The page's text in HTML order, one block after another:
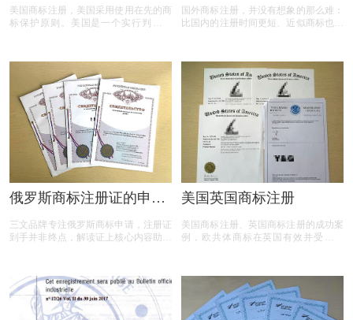
美国商标注册，美国采用使用在先的商
标保护原则。美国是一个实行判例法
起到了较为重要的作用。
国外商标注册，并没有想象的那么难：
比国内的注册时间更短、近似商标也没
手机135 0150 2207（与微信同号）。
俄罗斯商标注册证的申请
则
三文品牌专注俄罗斯商标申请，注册证
到手并非终点，解读证上核心内容助您
业壁垒，而法律效力更是维权坚强盾
牌，无论从业者还是企业，都能从中汲
取实用知识，规避风险、捍卫品牌价
美国英国商标注册
美国商标注册、英国商标注册的成功案
例，欧共体商标在英国有效并受到保
申请人可以基于英国本国的注册或申
请， 通过英国专利局向国际局申请国
际注册， 从而指定其他议定书成员国
并在该国得到商标保护。